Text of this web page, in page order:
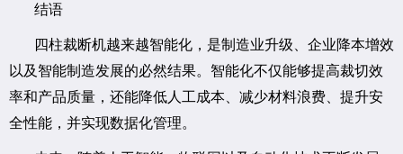
结语
四柱裁断机越来越智能化，是制造业升级、企业降本增效
以及智能制造发展的必然结果。智能化不仅能够提高裁切效
率和产品质量，还能降低人工成本、减少材料浪费、提升安
全性能，并实现数据化管理。